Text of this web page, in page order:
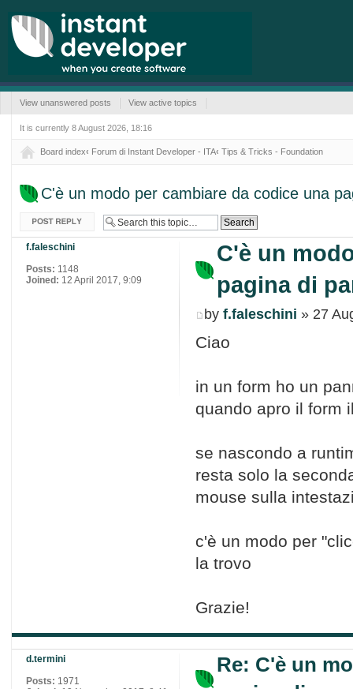
View unanswered posts View active topics
It is currently 8 August 2026, 18:16
Board index‹ Forum di Instant Developer - ITA‹ Tips & Tricks - Foundation
C'è un modo per cambiare da codice una
Post a reply
C'è un
pagina di
by f.faleschini » 27
Ciao
in un form ho un
quando apro il form
se nascondo a
resta solo la
mouse sulla
c'è un modo per
la trovo
Grazie!
f.faleschini
Posts: 1148
Joined: 12 April 2017, 9:09
Re: C'è un
d.termini
Posts: 1971